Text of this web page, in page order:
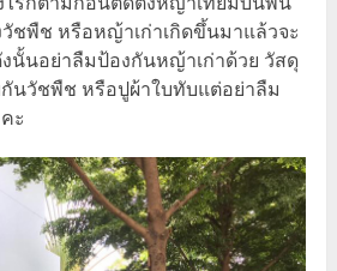
วัชพืช หรือหญ้าเก่าเกิดขึ้นมาแล้วจะ
นั้นอย่าลืมป้องกันหญ้าเก่าด้วย วัสดุ
นวัชพืช หรือปูผ้าใบทับแต่อย่าลืม
ะ